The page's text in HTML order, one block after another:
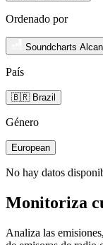
Ordenado por
Soundcharts
País
🇧🇷 Brazil
Género
European
No hay datos
Monitoriza
Analiza las